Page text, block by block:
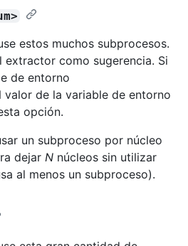
estos muchos subprocesos.
extractor como sugerencia. Si
de entorno
valor de la variable de entorno
opción.
un subproceso por núcleo
dejar N núcleos sin utilizar
al menos un subproceso).